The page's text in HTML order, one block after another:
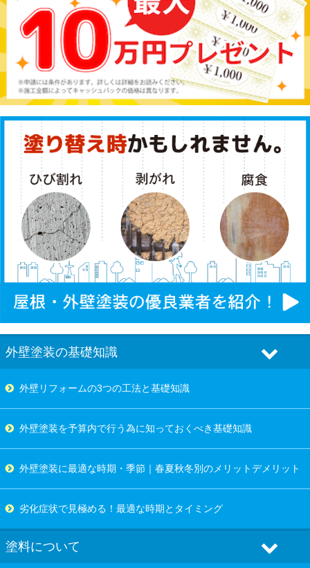
外壁塗装の基礎知識
外壁リフォームの3つの工法と基礎知識
外壁塗装を予算内で行う為に知っておくべき基礎知識
外壁塗装に最適な時期・季節｜春夏秋冬別のメリットデメリット
劣化症状で見極める！最適な時期とタイミング
塗料について